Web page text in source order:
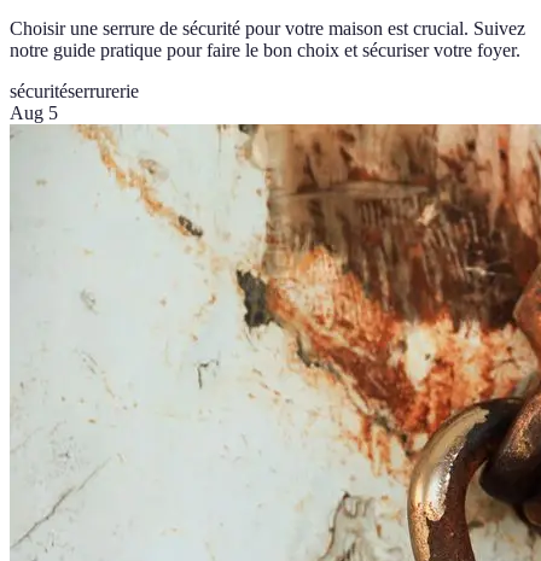
Choisir une serrure de sécurité pour votre maison est crucial. Suivez
notre guide pratique pour faire le bon choix et sécuriser votre foyer.
sécuritéserrurerie
Aug 5